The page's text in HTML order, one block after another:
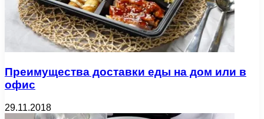
Преимущества доставки еды на дом или в
офис
29.11.2018